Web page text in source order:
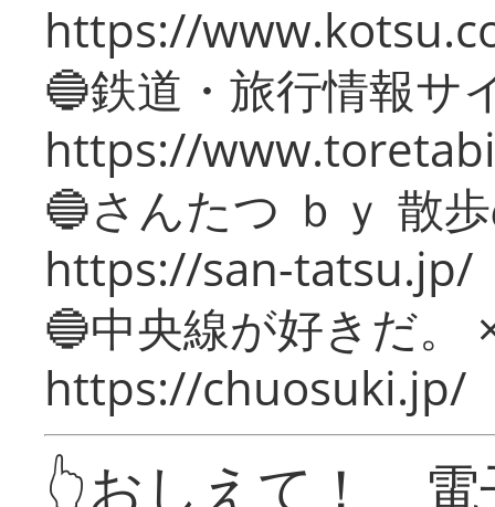
https://
🔵鉄道・旅行情報サ
https://
🔵さんたつ ｂｙ 散
https://san-tatsu.jp/
🔵中央線が好きだ。
https://chuosuki.jp/
👆おしえて！ 電